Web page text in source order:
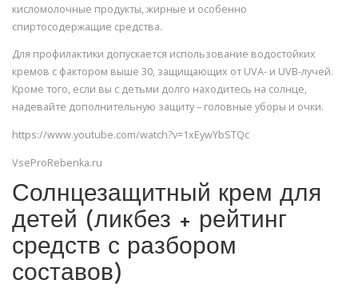
кисломолочные продукты, жирные и особенно
спиртосодержащие средства.
Для профилактики допускается использование водостойких
кремов с фактором выше 30, защищающих от UVA- и UVB-лучей.
Кроме того, если вы с детьми долго находитесь на солнце,
надевайте дополнительную защиту – головные уборы и очки.
https://www.youtube.com/watch?v=1xEywYbSTQc
VseProRebenka.ru
Солнцезащитный крем для
детей (ликбез + рейтинг
средств с разбором
составов)